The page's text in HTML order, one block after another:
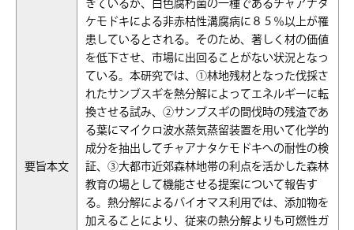
要旨本文
きているが、白色腐朽菌の一種であるチャアナタ
ケモドキによる非赤枯性溝腐病に８５％以上が罹
患しているとされる。そのため、著しく材の価値
を低下させ、市場に出回ることがない状況となっ
ている。本研究では、①林地残材となった伐採さ
れたサンブスギを熱分解によってエネルギーに転
換させる試み、②サンブスギの間伐時の残渣であ
る葉にマイクロ波水蒸気蒸留装置を用いて化学的
成分を抽出してチャアナタケモドキへの耐性の検
証、③大都市近郊森林地帯の利点を活かした森林
教育の場として機能させる提案について報告す
る。熱分解によるバイオマス利用では、添加物を
加えることにより、従来の熱分解よりも可燃性ガ